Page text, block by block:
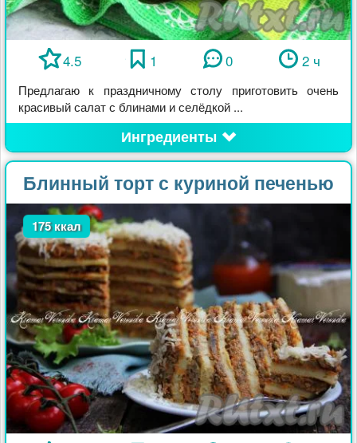
4.5 1 0 2 ч
Предлагаю к праздничному столу приготовить очень
красивый салат с блинами и селёдкой ...
Ингредиенты
Блинный торт с куриной печенью
175 ккал